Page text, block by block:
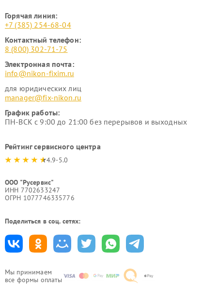
Мы принимаем
все формы оплаты
Горячая линия:
+7 (385) 254-68-04
Контактный телефон:
8 (800) 302-71-75
Электронная почта:
info@nikon-fixim.ru
для юридических лиц
manager@fix-nikon.ru
График работы:
ПН-ВСК с 9:00 до 21:00 без перерывов и выходных
Рейтинг сервисного центра
4.9-5.0
ООО "Русервис"
ИНН 7702633247
ОГРН 1077746335776
Поделиться в соц. сетях: